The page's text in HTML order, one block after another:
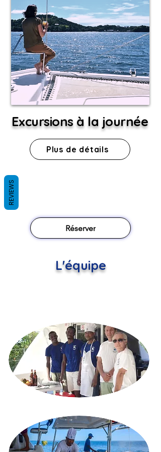
Excursions à la journée
Plus de détails
Réserver
L'équipe
REVIEWS